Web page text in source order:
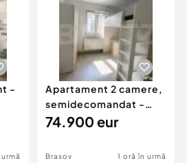
-
Apartament 2 camere,
semidecomandat -
Florilor
74.900 eur
Brasov 1 oră în urmă